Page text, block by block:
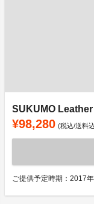
SUKUMO
¥98,280 (税込/送料
ご提供予定時期：2017